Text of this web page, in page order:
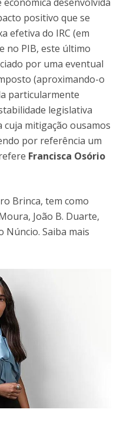
positivo que se
efetiva do IRC (em
no PIB, este último
por uma eventual
(aproximando-o
particularmente
legislativa
mitigação ousamos
por referência um
Francisca Osório
Brinca, tem como
João B. Duarte,
Núncio. Saiba mais